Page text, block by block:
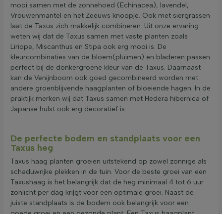
mooi samen met de zonnehoed (Echinacea), lavendel,
Vrouwenmantel en het Zeeuws knoopje. Ook met siergrassen
laat de Taxus zich makkelijk combineren. Uit onze ervaring
weten wij dat de Taxus samen met vaste planten zoals
Liriope, Miscanthus en Stipa ook erg mooi is. De
kleurcombinaties van de bloem(pluimen) en bladeren passen
perfect bij de donkergroene kleur van de Taxus. Daarnaast
kan de Venijnboom ook goed gecombineerd worden met
andere groenblijvende haagplanten of bloeiende hagen. In de
praktijk merken wij dat Taxus samen met Hedera hibernica of
Japanse hulst ook erg decoratief is.
De perfecte bodem en standplaats voor een
Taxus heg
Taxus haag planten groeien uitstekend op zowel zonnige als
schaduwrijke plekken in de tuin. Voor de beste groei van een
Taxushaag is het belangrijk dat de heg minimaal 4 tot 6 uur
zonlicht per dag krijgt voor een optimale groei. Naast de
juiste standplaats is de bodem ook belangrijk voor een